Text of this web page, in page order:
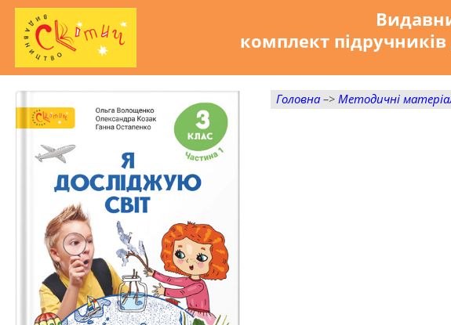
комплект
Головна–>Методичні